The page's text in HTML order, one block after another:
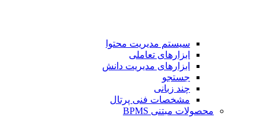
سیستم مدیریت محتوا
ابزارهای تعاملی
ابزارهای مدیریت دانش
جستجو
چند زبانی
مشخصات فنی پرتال
محصولات مبتنی BPMS